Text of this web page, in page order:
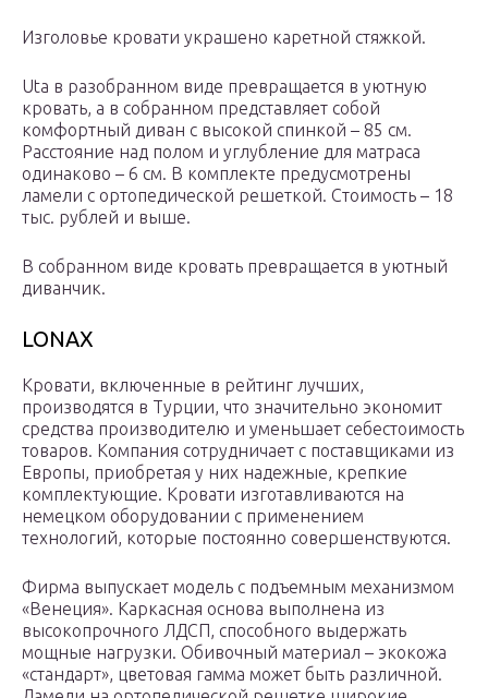
Изголовье кровати украшено каретной стяжкой.
Uta в разобранном виде превращается в уютную
кровать, а в собранном представляет собой
комфортный диван с высокой спинкой – 85 см.
Расстояние над полом и углубление для матраса
одинаково – 6 см. В комплекте предусмотрены
ламели с ортопедической решеткой. Стоимость – 18
тыс. рублей и выше.
В собранном виде кровать превращается в уютный
диванчик.
LONAX
Кровати, включенные в рейтинг лучших,
производятся в Турции, что значительно экономит
средства производителю и уменьшает себестоимость
товаров. Компания сотрудничает с поставщиками из
Европы, приобретая у них надежные, крепкие
комплектующие. Кровати изготавливаются на
немецком оборудовании с применением
технологий, которые постоянно совершенствуются.
Фирма выпускает модель с подъемным механизмом
«Венеция». Каркасная основа выполнена из
высокопрочного ЛДСП, способного выдержать
мощные нагрузки. Обивочный материал – экокожа
«стандарт», цветовая гамма может быть различной.